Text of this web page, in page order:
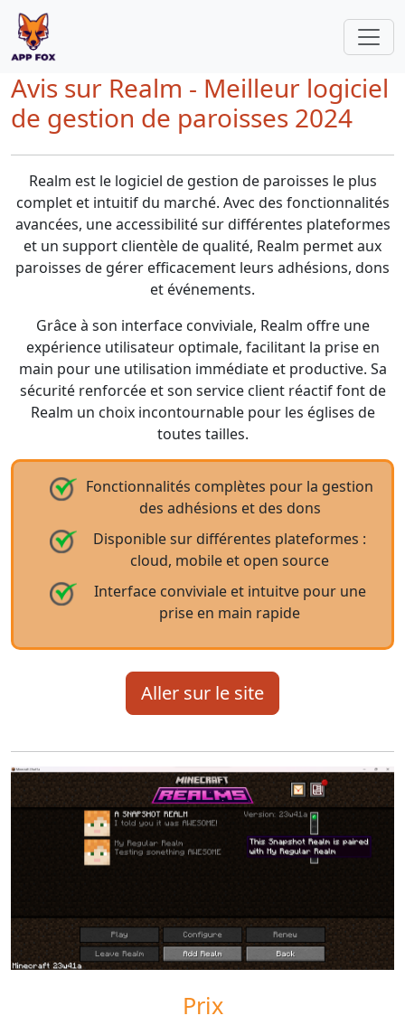
Avis sur Realm - Meilleur logiciel
de gestion de paroisses 2024
Realm est le logiciel de gestion de paroisses le plus
complet et intuitif du marché. Avec des fonctionnalités
avancées, une accessibilité sur différentes plateformes
et un support clientèle de qualité, Realm permet aux
paroisses de gérer efficacement leurs adhésions, dons
et événements.
Grâce à son interface conviviale, Realm offre une
expérience utilisateur optimale, facilitant la prise en
main pour une utilisation immédiate et productive. Sa
sécurité renforcée et son service client réactif font de
Realm un choix incontournable pour les églises de
toutes tailles.
Fonctionnalités complètes pour la gestion
des adhésions et des dons
Disponible sur différentes plateformes :
cloud, mobile et open source
Interface conviviale et intuitve pour une
prise en main rapide
Aller sur le site
Prix